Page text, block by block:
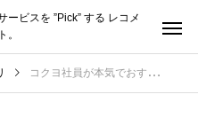
ービスを ”Pick” する レコメ
。
コクヨ社員が本気でおすすめする文房具セット！2024年の「福袋」中身公開＆購入方法とは？